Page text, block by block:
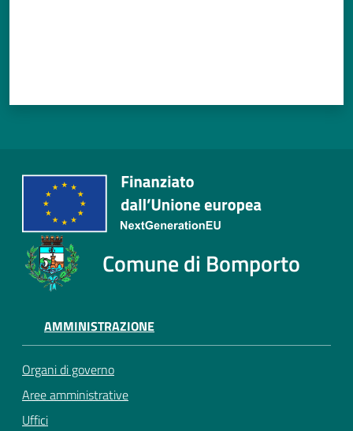
Comune di Bomporto
AMMINISTRAZIONE
Organi di governo
Aree amministrative
Uffici